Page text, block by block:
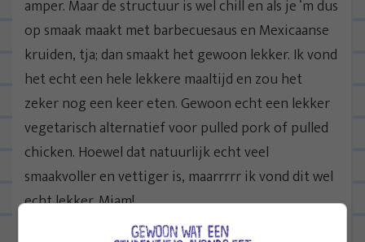
amper. Maar de structuur is wel chill en als je ‘m dus
op smaak maakt met barbecuesaus en Mexicaanse
kruiden, tja; dan smaakt het gewoon lekker. Ik vond
het echt een hele lekkere maaltijd en zou het
zeker nog een keer eten. Gewoon echt een lekker
vegetarisch alternatief voor pulled pork of pulled
chicken. Hoewel dat natuurlijk echt veel
smaakvoller en vettiger is, maarrrrr ik vond dit wel
echt lekker. Mjam!
Volg mijn leven viaINSTAGRAMen blijf op de